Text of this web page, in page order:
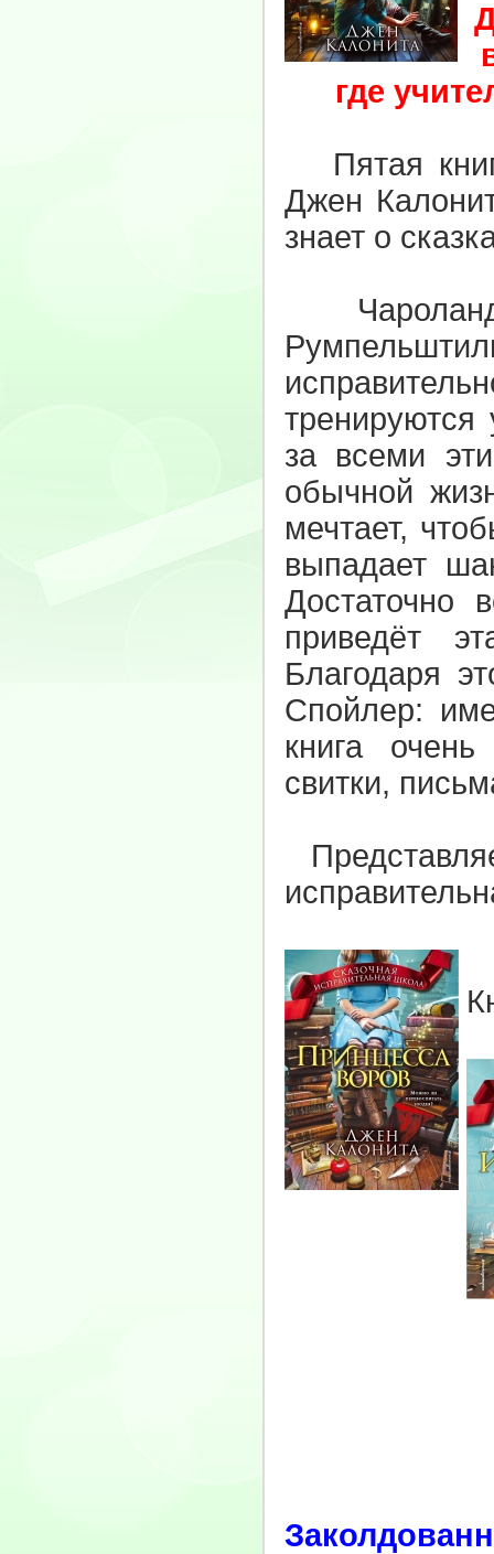
где
Пятая
Джен
знает о
тренируются
за всеми
обычной
мечтает,
выпадает
Достаточно
приведёт
Благодаря
Спойлер:
книга
свитки,